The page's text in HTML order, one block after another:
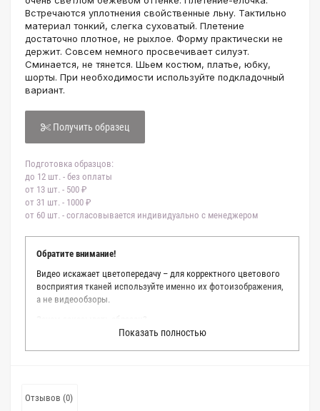
Встречаются уплотнения свойственные льну. Тактильно
материал тонкий, слегка суховатый. Плетение
достаточно плотное, не рыхлое. Форму практически не
держит. Совсем немного просвечивает силуэт.
Сминается, не тянется. Шьем костюм, платье, юбку,
шорты. При необходимости используйте подкладочный
вариант.
Получить образец
Подготовка образцов:
до 12 шт. - без оплаты
от 13 шт. - 500 ₽
от 31 шт. - 1000 ₽
от 60 шт. - согласовывается индивидуально с менеджером
Обратите внимание!
Видео искажает цветопередачу – для корректного цветового
восприятия тканей используйте именно их фотоизображения,
а не видеообзоры.
Мы делаем все возможное, чтобы точно описать цвет каждой
ткани из нашего каталога. Мы осматриваем и фотографируем
точное соответствие цветов из-за одного простого факта:
Показать полностью
Отзывов (0)